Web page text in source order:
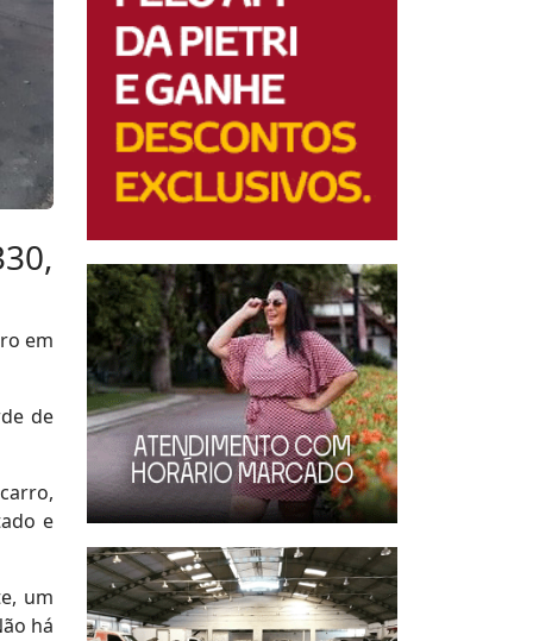
em
de
e
um
há